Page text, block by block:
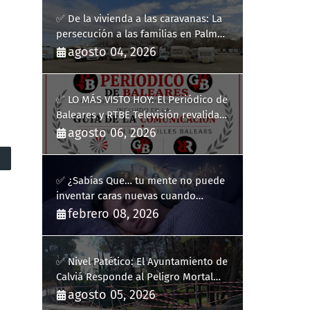
✅ De la vivienda a las caravanas: La
persecución a las familias en Palma
y la complicidad de un fracaso
heredado
agosto 04, 2026
✅ LO MÁS VISTO HOY: El Periódico de
Baleares y RTBE Televisión revalidan
más de cinco años en la Guía de la
Comunicación del Govern de les Illes
agosto 06, 2026
✅ ¿Sabías Que… tu mente no puede
inventar caras nuevas cuando
sueñas?
febrero 08, 2026
✅ Nivel Patético: El Ayuntamiento de
Calviá Responde al Peligro Mortal
con "Plastiquitos"
agosto 05, 2026